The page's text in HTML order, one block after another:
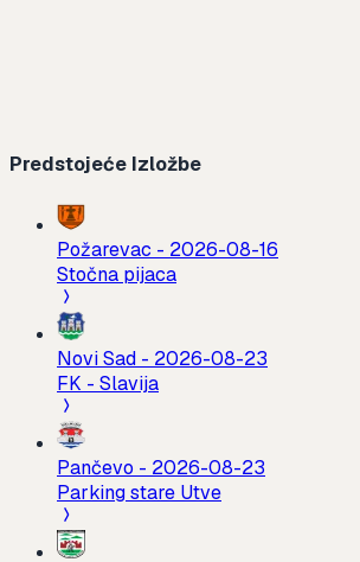
Predstojeće Izložbe
Požarevac - 2026-08-16
Stočna pijaca
Novi Sad - 2026-08-23
FK - Slavija
Pančevo - 2026-08-23
Parking stare Utve